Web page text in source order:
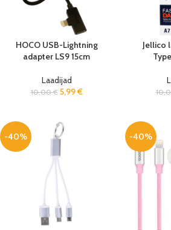
HOCO USB-Lightning
adapter LS9 15cm
Laadijad
10,00€ 5,99€
Jellico
-40% -40%